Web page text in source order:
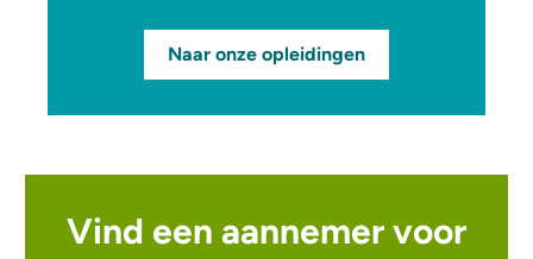
Naar onze opleidingen
Vind een aannemer voor